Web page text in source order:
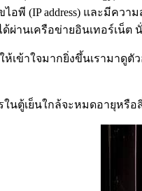
อพี (IP address) และมีค
านเครือข่ายอินเทอร์เน็ต นั่
ข้าใจมากยิ่งขึ้นเรามาดูตั
นตู้เย็นใกล้จะหมดอายุหรื